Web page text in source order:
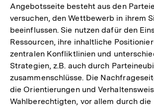
Angebotsseite besteht aus den
versuchen, den Wettbewerb in ihrem
beeinflussen. Sie nutzen dafür den
Ressourcen, ihre inhaltliche
zentralen Konfliktlinien und
Strategien, z.B. auch durch
zusammenschlüsse. Die
die Orientierungen und
Wahlberechtigten, vor allem durch die